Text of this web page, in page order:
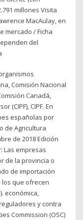
millones Visita
MacAulay, en
mercado / Ficha
del
Comisión Nacional
Canadá,
(CIPF), CIPF. En
españolas por
de Agricultura
de 2018 Edición
Las empresas
de la provincia o
de importación
los que ofrecen
económica,
y contra
Commission (OSC)